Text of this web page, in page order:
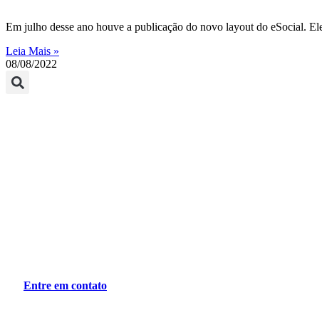
Em julho desse ano houve a publicação do novo layout do eSocial.
Leia Mais »
08/08/2022
Entre em contato